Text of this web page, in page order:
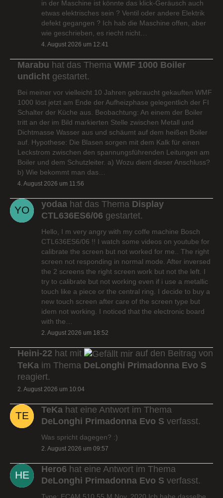
in der Maschine ist könnte das klick-Geräusch auch
etwas elektrisches sein ? Ventil oder andere Elektrik
defekt gegangen ? Ich hab die Maschine offen, aber
wie geschrieben, es riecht nicht…
4. August 2026 um 12:41
Marabu hat das Thema WMF 1000 Boiler
undicht gestartet.
Bei meiner vor vielleicht 10 Jahren gebraucht gekauften WMF
1000 löst jetzt am Ende der Aufheizphase gelegentlich der FI
Schalter der Küche aus. Beobachtung: An einem der Boiler
tritt an der im Bild markierten Stelle zwischen Metall und
Dichtmasse Wasser aus und schäumt auf dem heißen Boiler
auf. Hypothese: Die Blasen sorgen mit dem Kalk für einen
Leckstrom zwischen den spannungsführenden Leitungen am
Boiler und dem Schutzleiter. a) Wozu dient dieser Anschluss?
b) Wie bekommt man das…
4. August 2026 um 11:56
yodaa hat das Thema Display
CTL636ES6/06 gestartet.
Hello, I m very angry with my coffe machine Bosch
CTL636ES6/06 !! I watch some videos on youtube for
calibrate the screen but not worked for me.. The right
screen not responding in normal mode. After inversed
the 2 screens the right screen work but not the left. I
try to calibrate but not working even if i use a metallic
touch like a piece or the central ring. I decide to buy a
new touch screen after care of the screen type but
idem not working. I noticed that the electronic board
with the…
2. August 2026 um 18:52
Heini-22 hat mit
auf den Beitrag von
TeKa im Thema DeLonghi Primadonna Evo S
reagiert.
2. August 2026 um 10:04
TeKa hat eine Antwort im Thema
DeLonghi Primadonna Evo S verfasst.
Was spricht dagegen? :)
2. August 2026 um 09:57
Hero6 hat eine Antwort im Thema
DeLonghi Primadonna Evo S verfasst.
Type: ECAM 510.55.M Nov. 2020 Ich habe dasselbe